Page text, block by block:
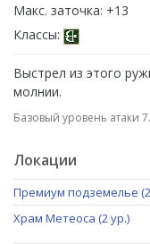
Макс. заточка: +13
Классы:
Выстрел из этого
молнии.
Базовый уровень атаки
Локации
Премиум подземелье
Храм Метеоса (2 ур.)